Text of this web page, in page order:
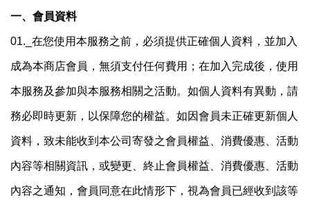
一、會員資料
01._ 在您使用本服務之前，必須提供正確個人資料，並加入
成為本商店會員，無須支付任何費用；在加入完成後，使用
本服務及參加與本服務相關之活動。如個人資料有異動，請
務必即時更新，以保障您的權益。如因會員未正確更新個人
資料，致未能收到本公司寄發之會員權益、消費優惠、活動
內容等相關資訊，或變更、終止會員權益、消費優惠、活動
內容之通知，會員同意在此情形下，視為會員已經收到該等